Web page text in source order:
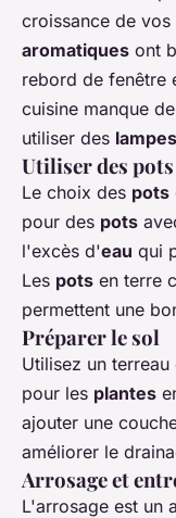
croissance de vos
aromatiques ont
rebord de fenêtre
cuisine manque
utiliser des
Utiliser des
Le choix des pots
pour des pots
l'excès d'eau qui
Les pots en terre
permettent une
Préparer le sol
Utilisez un
pour les plantes
ajouter une
améliorer le
Arrosage et
L'arrosage est un